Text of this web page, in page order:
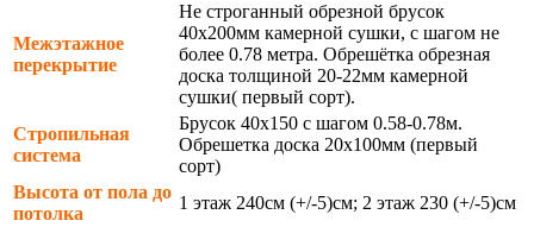
Межэтажное
перекрытие
Не строганный обрезной брусок
40х200мм камерной сушки, с шагом не
более 0.78 метра. Обрешётка обрезная
доска толщиной 20-22мм камерной
сушки( первый сорт).
Стропильная
система
Брусок 40х150 с шагом 0.58-0.78м.
Обрешетка доска 20х100мм (первый
сорт)
Высота от пола до
потолка
1 этаж 240см (+/-5)см; 2 этаж 230 (+/-5)см